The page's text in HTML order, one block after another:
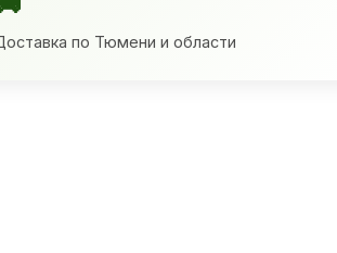
по Тюмени и области